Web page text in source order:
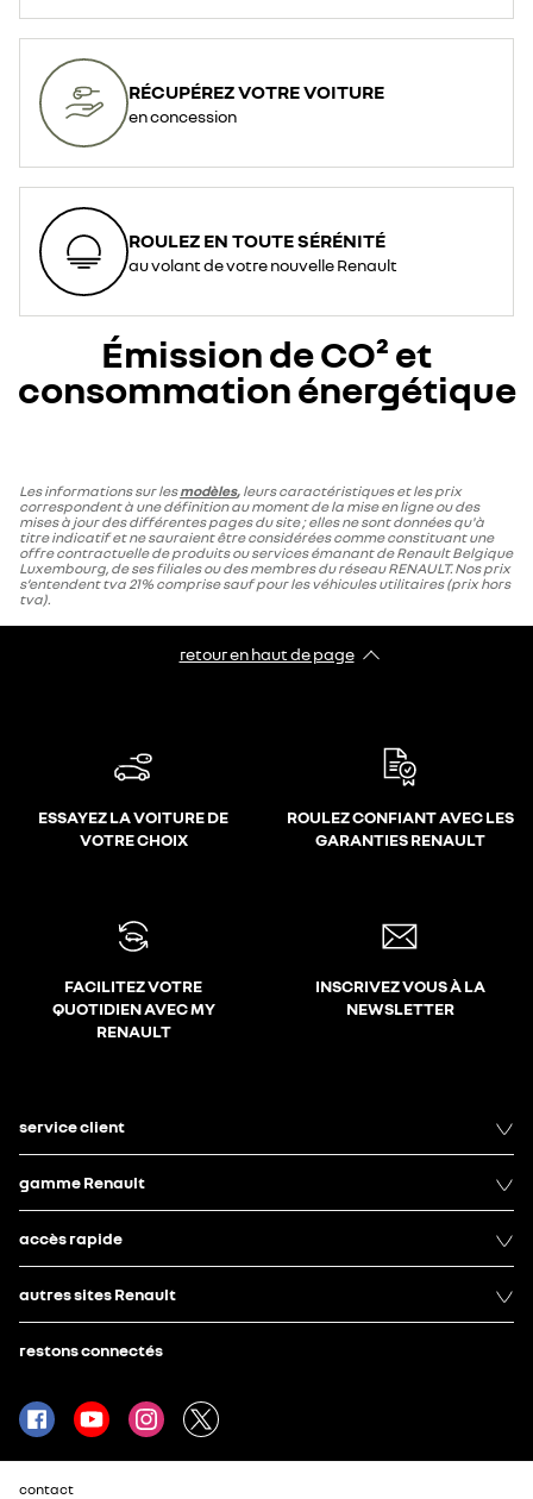
RÉCUPÉREZ VOTRE VOITURE
en concession
ROULEZ EN TOUTE SÉRÉNITÉ
au volant de votre nouvelle Renault
Émission de CO² et
consommation énergétique
Les informations sur lesmodèles, leurs caractéristiques et les prix
correspondent à une définition au moment de la mise en ligne ou des
mises à jour des différentes pages du site ; elles ne sont données qu'à
titre indicatif et ne sauraient être considérées comme constituant une
offre contractuelle de produits ou services émanant de Renault Belgique
Luxembourg, de ses filiales ou des membres du réseau RENAULT. Nos prix
s’entendent tva 21% comprise sauf pour les véhicules utilitaires (prix hors
tva).
retour en haut de page​
ESSAYEZ LA VOITURE DE
VOTRE CHOIX
ROULEZ CONFIANT AVEC LES
GARANTIES RENAULT
FACILITEZ VOTRE
QUOTIDIEN AVEC MY
RENAULT
INSCRIVEZ VOUS À LA
NEWSLETTER
service client
gamme Renault
accès rapide
autres sites Renault
restons connectés
contact